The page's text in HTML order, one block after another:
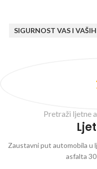
SIGURNOST VAS I
Pretraži ljetne
Zaustavni put automobila u
asfalta